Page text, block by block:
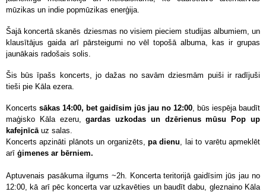
mūzikas un indie popmūzikas enerģija.
Šajā koncertā skanēs dziesmas no visiem pieciem studijas albumiem, un
klausītājus gaida arī pārsteigumi no vēl topošā albuma, kas ir grupas
jaunākais radošais solis.
Šis būs īpašs koncerts, jo dažas no savām dziesmām puiši ir radījuši
tieši pie Kāla ezera.
Koncerts sākas 14:00, bet gaidīsim jūs jau no 12:00, būs iespēja baudīt
maģisko Kāla ezeru, gardas uzkodas un dzērienus mūsu Pop up
kafejnīcāuz salas.
Koncerts apzināti plānots un organizēts, pa dienu, lai to varētu apmeklēt
arī ģimenes ar bērniem.
Aptuvenais pasākuma ilgums ~2h. Koncerta teritorijā gaidīsim jūs jau no
12:00, kā arī pēc koncerta var uzkavēties un baudīt dabu, gleznaino Kāla